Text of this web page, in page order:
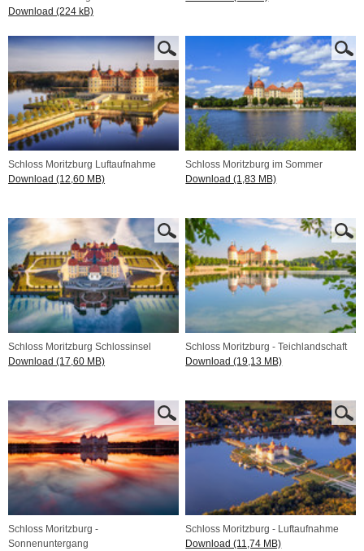
Download (224 kB)
Schloss Moritzburg Luftaufnahme
Download (12,60 MB)
Schloss Moritzburg im Sommer
Download (1,83 MB)
Schloss Moritzburg Schlossinsel
Download (17,60 MB)
Schloss Moritzburg - Teichlandschaft
Download (19,13 MB)
Schloss Moritzburg -
Sonnenuntergang
Schloss Moritzburg - Luftaufnahme
Download (11,74 MB)